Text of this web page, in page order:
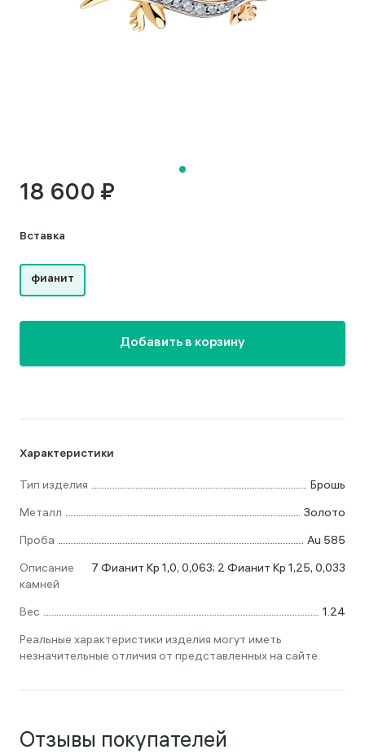
Характеристики
Тип изделия
Брошь
Металл
Золото
Проба
Au 585
Описание
камней
7 Фианит Кр 1,0, 0,063; 2 Фианит Кр 1,25, 0,033
Вес
1.24
Реальные характеристики изделия могут иметь
незначительные отличия от представленных на сайте.
18 600 ₽
Вставка
фианит
Добавить в корзину
Отзывы покупателей